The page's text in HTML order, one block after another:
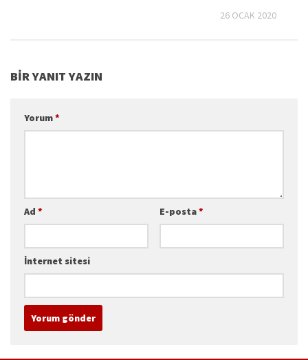
26 OCAK 2020
BIR YANIT YAZIN
Yorum*
Ad * E-posta*
İnternet sitesi